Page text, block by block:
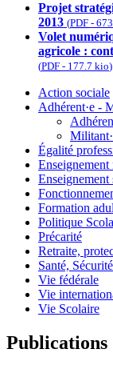
Projet
2013 (PDF -
Volet
agricole :
(PDF - 177.7 kio)
Action sociale
Adhérent·e -
Égalité
Enseignement
Enseignement
Formation
Politique
Précarité
Retraite,
Santé,
Vie fédérale
Vie
Vie Scolaire
Publications